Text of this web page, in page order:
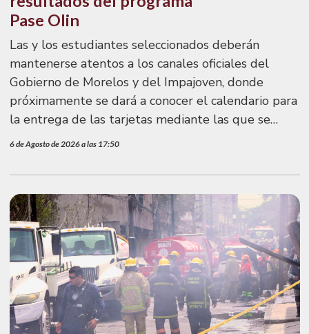
Pase Olin
Las y los estudiantes seleccionados deberán
mantenerse atentos a los canales oficiales del
Gobierno de Morelos y del Impajoven, donde
próximamente se dará a conocer el calendario para
la entrega de las tarjetas mediante las que se
otorgará el apoyo económi
6 de Agosto de 2026 a las 17:50